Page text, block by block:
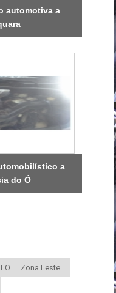
automotiva a
a
do Ó
Zona Leste